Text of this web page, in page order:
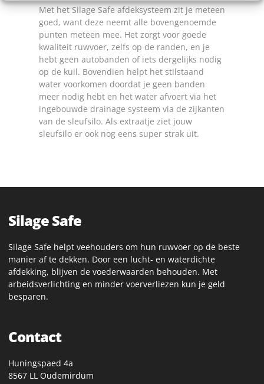
Met het Silage Safe afdeksysteem zit je meteen
goed, want deze neemt alle bovengenoemde
punten meteen mee. Het zorgt voor goede
kwaliteit ruwvoer, zelfs op de randen, en je
hebt geen autobanden of iets dergelijks nodig
op de kuil. Bovendien helpt het stilstaand
water voorkomen doordat je geen banden
meer nodig hebt en het water afvoert via het
ingebouwde drainage systeem via de zijkanten
van de sleufsilo. Als extraatje ziet jouw
sleufsilo er ook nog eens super strak uit.
Silage Safe
Silage Safe helpt veehouders om hun ruwvoer op de beste
manier af te dekken. Door een lucht- en waterdichte
afdekking, blijven de voederwaarden behouden. Met
arbeidsverlichting en minder voerverliezen kun je geld
besparen.
Contact
Huningspaed 4a
8567 LL Oudemirdum